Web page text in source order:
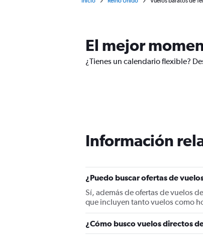
El mejor
¿Tienes un calendario flexible?
Información
¿Puedo buscar ofertas de
Sí, además de ofertas de vuelos
que incluyen tanto vuelos como
¿Cómo busco vuelos directos